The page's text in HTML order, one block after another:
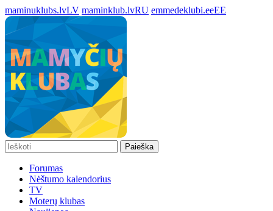
maminuklubs.lvLV maminklub.lvRU emmedeklubi.eeEE
Paieška
Forumas
Nėštumo kalendorius
TV
Moterų klubas